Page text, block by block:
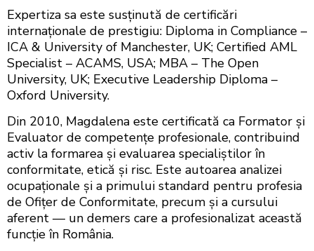
Expertiza sa este susținută de certificări
internaționale de prestigiu: Diploma in Compliance –
ICA & University of Manchester, UK; Certified AML
Specialist – ACAMS, USA; MBA – The Open
University, UK; Executive Leadership Diploma –
Oxford University.
Din 2010, Magdalena este certificată ca Formator și
Evaluator de competențe profesionale, contribuind
activ la formarea și evaluarea specialiștilor în
conformitate, etică și risc. Este autoarea analizei
ocupaționale și a primului standard pentru profesia
de Ofițer de Conformitate, precum și a cursului
aferent — un demers care a profesionalizat această
funcție în România.